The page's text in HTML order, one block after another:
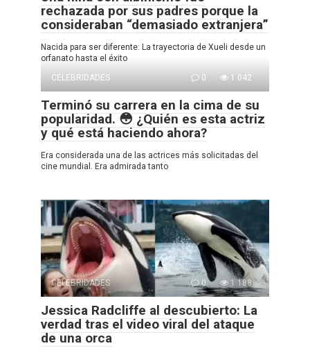
rechazada por sus padres porque la
consideraban “demasiado extranjera”
Nacida para ser diferente: La trayectoria de Xueli desde un
orfanato hasta el éxito
CELEBRIDADES
0 1 042
Terminó su carrera en la cima de su
popularidad. 😳 ¿Quién es esta actriz
y qué está haciendo ahora?
Era considerada una de las actrices más solicitadas del
cine mundial. Era admirada tanto
CELEBRIDADES 0 1 188
Jessica Radcliffe al descubierto: La
verdad tras el video viral del ataque
de una orca